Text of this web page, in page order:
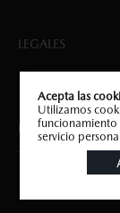
LEGALES
Implementado por
Tecnología VTEX
Acepta las
Utilizamos
funcionamiento
servicio